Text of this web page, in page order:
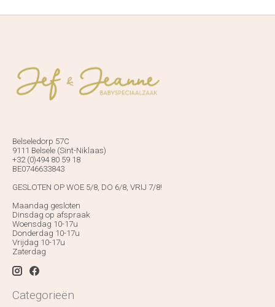
Belseledorp 57C
9111 Belsele (Sint-Niklaas)
+32 (0)494 80 59 18
BE0746633843
GESLOTEN OP WOE 5/8, DO 6/8, VRIJ 7/8!
Maandag gesloten
Dinsdag op afspraak
Woensdag 10-17u
Donderdag 10-17u
Vrijdag 10-17u
Zaterdag
Categorieën